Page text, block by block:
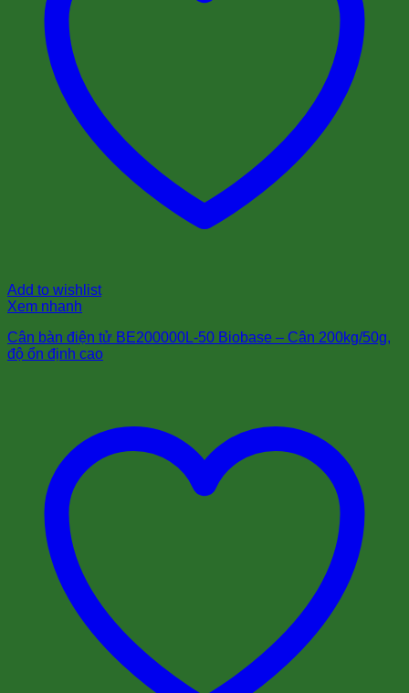
Add to wishlist
Xem nhanh
Cân bàn điện tử BE200000L-50 Biobase – Cân 200kg/50g,
độ ổn định cao